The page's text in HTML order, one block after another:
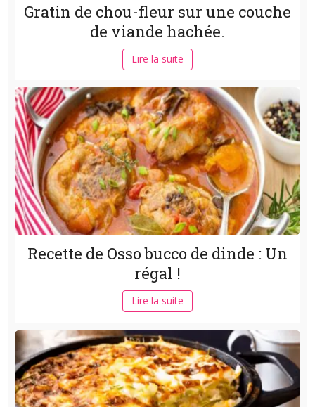
Gratin de chou-fleur sur une couche
de viande hachée.
Lire la suite
Recette de Osso bucco de dinde : Un
régal !
Lire la suite